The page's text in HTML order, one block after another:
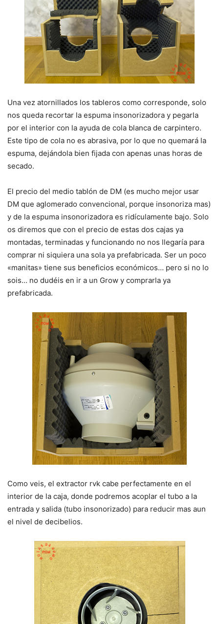
Una vez atornillados los tableros como corresponde, solo
nos queda recortar la espuma insonorizadora y pegarla
por el interior con la ayuda de cola blanca de carpintero.
Este tipo de cola no es abrasiva, por lo que no quemará la
espuma, dejándola bien fijada con apenas unas horas de
secado.
El precio del medio tablón de DM (es mucho mejor usar
DM que aglomerado convencional, porque insonoriza mas)
y de la espuma insonorizadora es ridículamente bajo. Solo
os diremos que con el precio de estas dos cajas ya
montadas, terminadas y funcionando no nos llegaría para
comprar ni siquiera una sola ya prefabricada. Ser un poco
«manitas» tiene sus beneficios económicos… pero si no lo
sois… no dudéis en ir a un Grow y comprarla ya
prefabricada.
Como veis, el extractor rvk cabe perfectamente en el
interior de la caja, donde podremos acoplar el tubo a la
entrada y salida (tubo insonorizado) para reducir mas aun
el nivel de decibelios.